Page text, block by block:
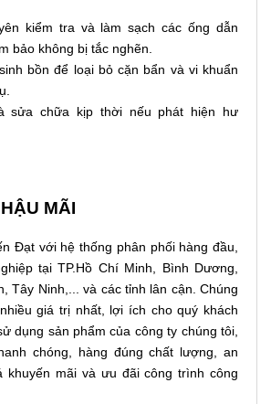
kiểm tra và làm sạch các ống dẫn
bảo không bị tắc nghẽn.
bồn để loại bỏ cặn bẩn và vi khuẩn
sửa chữa kịp thời nếu phát hiện hư
MÃI
Đạt với hệ thống phân phối hàng đầu,
tại TP.Hồ Chí Minh, Bình Dương,
Tây Ninh,... và các tỉnh lân cận. Chúng
giá trị nhất, lợi ích cho quý khách
dụng sản phẩm của công ty chúng tôi,
chóng, hàng đúng chất lượng, an
khuyến mãi và ưu đãi công trình công